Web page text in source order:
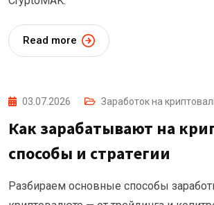
Read more
03.07.2026 Заработок на
Как зарабатывают на
способы и стратегии
Разбираем основные способы